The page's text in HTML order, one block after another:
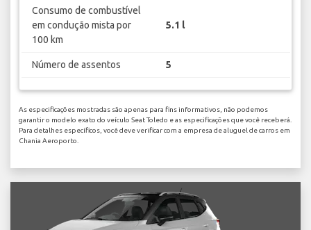
Consumo de combustível
em condução mista por
100 km
5.1 l
Número de assentos 5
As especificações mostradas são apenas para fins informativos, não podemos
garantir o modelo exato do veículo Seat Toledo e as especificações que você receberá.
Para detalhes específicos, você deve verificar com a empresa de aluguel de carros em
Chania Aeroporto.